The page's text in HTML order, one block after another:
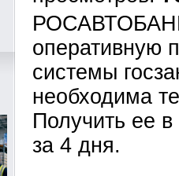
РОСАВТОБАНК
оперативную
системы
необходима
Получить ее
за 4 дня.